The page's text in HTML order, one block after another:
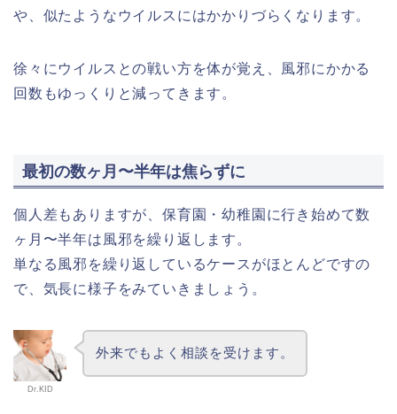
や、似たようなウイルスにはかかりづらくなります。
徐々にウイルスとの戦い方を体が覚え、風邪にかかる
回数もゆっくりと減ってきます。
最初の数ヶ月〜半年は焦らずに
個人差もありますが、保育園・幼稚園に行き始めて数
ヶ月〜半年は風邪を繰り返します。
単なる風邪を繰り返しているケースがほとんどですの
で、気長に様子をみていきましょう。
Dr.KID
外来でもよく相談を受けます。